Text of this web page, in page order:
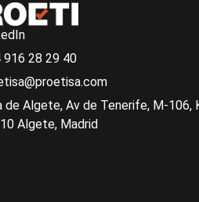
916 28 29 40
de Algete, Av de Tenerife, M-106,
Algete, Madrid